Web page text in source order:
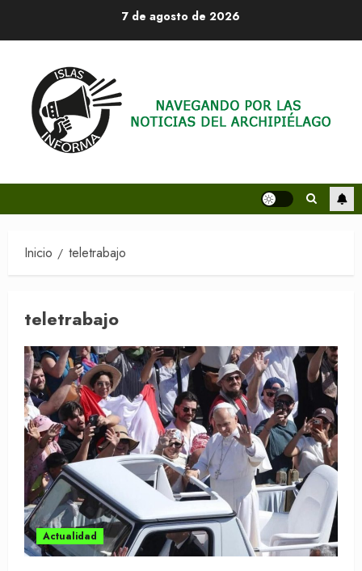
7 de agosto de 2026
Inicio teletrabajo
teletrabajo
Actualidad